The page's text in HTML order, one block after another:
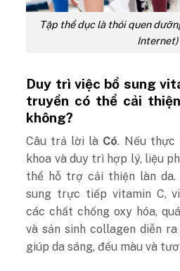
Tập thể dục là thói quen
Internet)
Duy trì việc bổ sung
truyền có thể cải
không?
Câu trả lời là Có. Nếu thực
khoa và duy trì hợp lý, liệu
thể hỗ trợ cải thiện làn
sung trực tiếp vitamin C,
các chất chống oxy hóa,
và sản sinh collagen diễn
giúp da sáng, đều màu và